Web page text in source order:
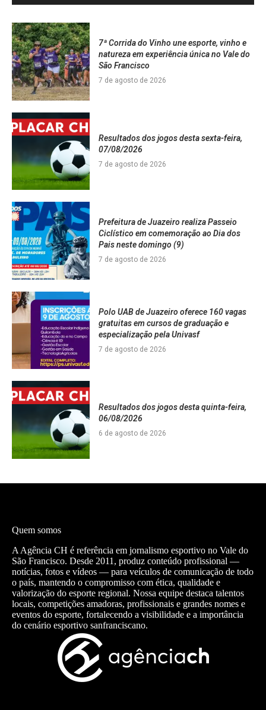
7ª Corrida do Vinho une esporte, vinho e
natureza em experiência única no Vale do
São Francisco
7 de agosto de 2026
Resultados dos jogos desta sexta-feira,
07/08/2026
7 de agosto de 2026
Prefeitura de Juazeiro realiza Passeio
Ciclístico em comemoração ao Dia dos
Pais neste domingo (9)
7 de agosto de 2026
Polo UAB de Juazeiro oferece 160 vagas
gratuitas em cursos de graduação e
especialização pela Univasf
7 de agosto de 2026
Resultados dos jogos desta quinta-feira,
06/08/2026
6 de agosto de 2026
Quem somos
A Agência CH é referência em jornalismo esportivo no Vale do
São Francisco. Desde 2011, produz conteúdo profissional —
notícias, fotos e vídeos — para veículos de comunicação de todo
o país, mantendo o compromisso com ética, qualidade e
valorização do esporte regional. Nossa equipe destaca talentos
locais, competições amadoras, profissionais e grandes nomes e
eventos do esporte, fortalecendo a visibilidade e a importância
do cenário esportivo sanfranciscano.